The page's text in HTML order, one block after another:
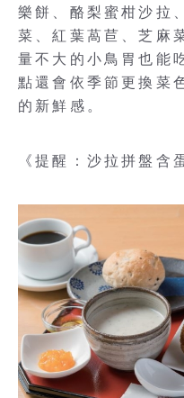
樂餅、酪梨蜜柑沙拉
菜、紅葉萵苣、芝麻
量不大的小鳥胃也能
點還會依季節更換菜
的新鮮感。
《提醒：沙拉拼盤含